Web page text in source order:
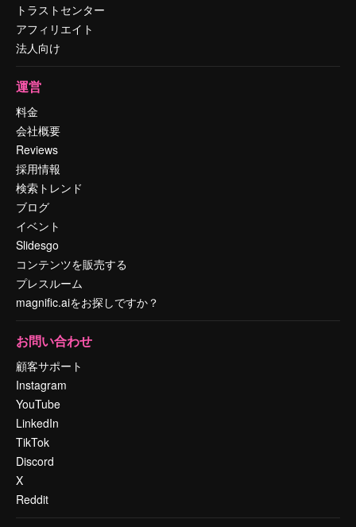
トラストセンター
アフィリエイト
法人向け
運営
料金
会社概要
Reviews
採用情報
検索トレンド
ブログ
イベント
Slidesgo
コンテンツを販売する
プレスルーム
magnific.aiをお探しですか？
お問い合わせ
顧客サポート
Instagram
YouTube
LinkedIn
TikTok
Discord
X
Reddit